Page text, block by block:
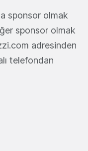
sponsor olmak
sponsor olmak
adresinden
telefondan